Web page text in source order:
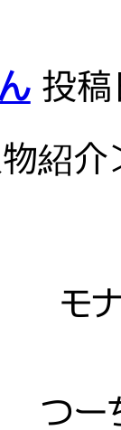
投稿
紹介
君
ーち